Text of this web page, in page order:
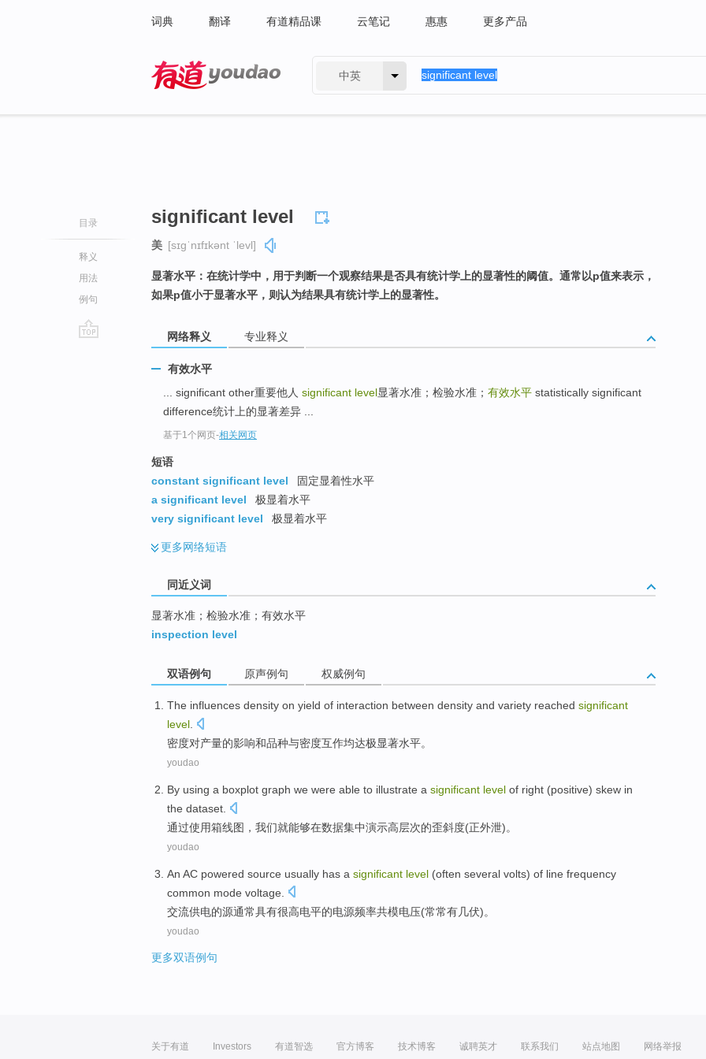
词典 翻译 有道精品课 云笔记 惠惠 更多产品
中英
目录
释义
用法
例句
significant level
美 [sɪɡˈnɪfɪkənt ˈlevl]
显著水平：在统计学中，用于判断一个观察结果是否具有统计学上的显著性的阈值。通常以p值来表示，
如果p值小于显著水平，则认为结果具有统计学上的显著性。
网络释义 专业释义
有效水平
... significant other重要他人 significant level显著水准；检验水准； 有效水平 statistically significant
difference统计上的显著差异 ...
基于1个网页-相关网页
短语
constant significant level
固定显着性水平
a significant level
极显着水平
very significant level
极显着水平
更多网络短语
同近义词
显著水准；检验水准；有效水平
inspection level
双语例句 原声例句 权威例句
The influences density on yield of interaction between density and variety reached significant
level
密度对产量的影响和品种与密度互作均达极显著水平。
youdao
By using a boxplot graph we were able to illustrate a significant level of right (positive) skew in
the dataset
通过使用箱线图， 我们就能够在数据集中演示高层次的歪斜度(正外泄)。
youdao
An AC powered source usually has a significant level (often several volts) of line frequency
common mode voltage
交流供电的源通常具有很高电平的电源频率共模电压(常常有几伏)。
youdao
更多双语例句
关于有道 Investors 有道智选 官方博客 技术博客 诚聘英才 联系我们 站点地图 网络举报